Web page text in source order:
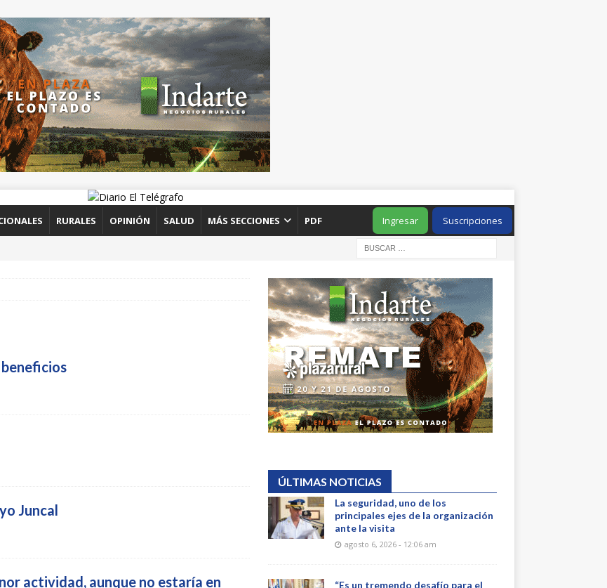
RURALES OPINIÓN SALUD MÁS SECCIONES PDF Suscripciones
Ingresar
beneficios
Juncal
actividad, aunque no estaría en
ÚLTIMAS NOTICIAS
La seguridad, uno de los
principales ejes de la organización
ante la visita
agosto 6, 2026 - 12:06 am
“Es un tremendo desafío para el